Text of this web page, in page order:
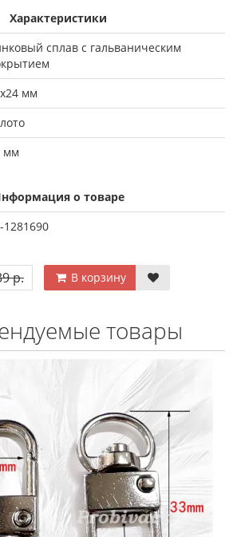
Характеристики
сплав с гальваническим
мм
мм
о товаре
1281690
р. В корзину
товары